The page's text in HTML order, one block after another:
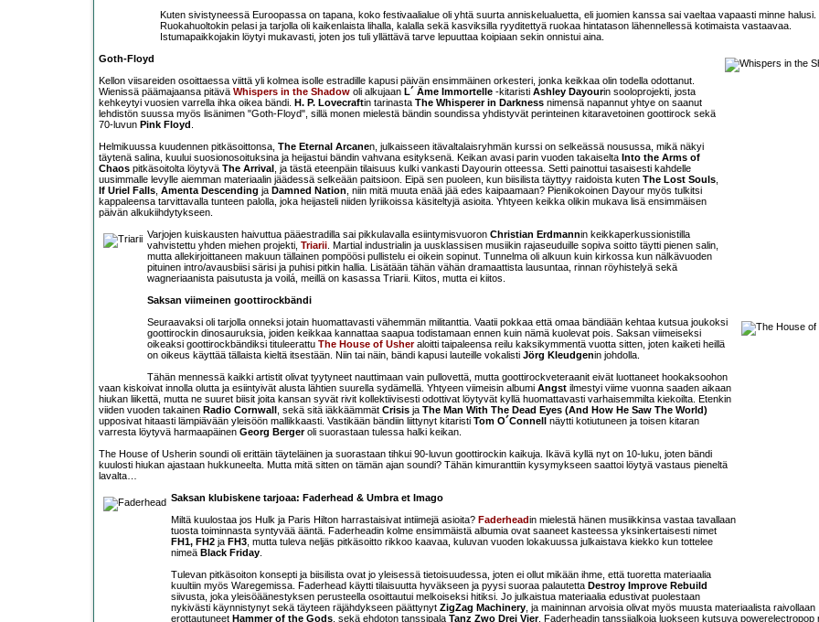
Kuten sivistyneessä Euroopassa on tapana, koko festivaalialue oli yhtä suurta anniskelualuetta, eli juomien kanssa sai vaeltaa vapaasti minne halusi.
Ruokahuoltokin pelasi ja tarjolla oli kaikenlaista lihalla, kalalla sekä kasviksilla ryyditettyä ruokaa hintatason lähennellessä kotimaista vastaavaa.
Istumapaikkojakin löytyi mukavasti, joten jos tuli yllättävä tarve lepuuttaa koipiaan sekin onnistui aina.
Goth-Floyd
Kellon viisareiden osoittaessa viittä yli kolmea isolle estradille kapusi päivän ensimmäinen orkesteri, jonka keikkaa olin todella odottanut.
Wienissä päämajaansa pitävä Whispers in the Shadow oli alkujaan L´ Äme Immortelle -kitaristi Ashley Dayourin sooloprojekti, josta
kehkeytyi vuosien varrella ihka oikea bändi. H. P. Lovecraftin tarinasta The Whisperer in Darkness nimensä napannut yhtye on saanut
lehdistön suussa myös lisänimen "Goth-Floyd", sillä monen mielestä bändin soundissa yhdistyvät perinteinen kitaravetoinen goottirock sekä
70-luvun Pink Floyd .
Helmikuussa kuudennen pitkäsoittonsa, The Eternal Arcanen, julkaisseen itävaltalaisryhmän kurssi on selkeässä nousussa, mikä näkyi
täytenä salina, kuului suosionosoituksina ja heijastui bändin vahvana esityksenä. Keikan avasi parin vuoden takaiselta Into the Arms of
Chaos pitkäsoitolta löytyvä The Arrival , ja tästä eteenpäin tilaisuus kulki vankasti Dayourin otteessa. Setti painottui tasaisesti kahdelle
uusimmalle levylle aiemman materiaalin jäädessä selkeään paitsioon. Eipä sen puoleen, kun biisilista täyttyy raidoista kuten The Lost Souls,
If Uriel Falls, Amenta Descending ja Damned Nation, niin mitä muuta enää jää edes kaipaamaan? Pienikokoinen Dayour myös tulkitsi
kappaleensa tarvittavalla tunteen palolla, joka heijasteli niiden lyriikoissa käsiteltyjä asioita. Yhtyeen keikka olikin mukava lisä ensimmäisen
päivän alkukiihdytykseen.
Varjojen kuiskausten haivuttua pääestradilla sai pikkulavalla esiintymisvuoron Christian Erdmannin keikkaperkussionistilla
vahvistettu yhden miehen projekti, Triarii. Martial industrialin ja uusklassisen musiikin rajaseuduille sopiva soitto täytti pienen salin,
mutta allekirjoittaneen makuun tällainen pompöösi pullistelu ei oikein sopinut. Tunnelma oli alkuun kuin kirkossa kun nälkävuoden
pituinen intro/avausbiisi särisi ja puhisi pitkin hallia. Lisätään tähän vähän dramaattista lausuntaa, rinnan röyhistelyä sekä
wagneriaanista paisutusta ja voilá, meillä on kasassa Triarii. Kiitos, mutta ei kiitos.
Saksan viimeinen goottirockbändi
Seuraavaksi oli tarjolla onneksi jotain huomattavasti vähemmän militanttia. Vaatii pokkaa että omaa bändiään kehtaa kutsua joukoksi
goottirockin dinosauruksia, joiden keikkaa kannattaa saapua todistamaan ennen kuin nämä kuolevat pois. Saksan viimeiseksi
oikeaksi goottirockbändiksi tituleerattu The House of Usheraloitti taipaleensa reilu kaksikymmentä vuotta sitten, joten kaiketi heillä
on oikeus käyttää tällaista kieltä itsestään. Niin tai näin, bändi kapusi lauteille vokalisti Jörg Kleudgenin johdolla.
Tähän mennessä kaikki artistit olivat tyytyneet nauttimaan vain pullovettä, mutta goottirockveteraanit eivät luottaneet hookaksoohon
vaan kiskoivat innolla olutta ja esiintyivät alusta lähtien suurella sydämellä. Yhtyeen viimeisin albumi Angst ilmestyi viime vuonna saaden aikaan
hiukan liikettä, mutta ne suuret biisit joita kansan syvät rivit kollektiivisesti odottivat löytyvät kyllä huomattavasti varhaisemmilta kiekoilta. Etenkin
viiden vuoden takainen Radio Cornwall , sekä sitä iäkkäämmät Crisis ja The Man With The Dead Eyes (And How He Saw The World)
upposivat hitaasti lämpiävään yleisöön mallikkaasti. Vastikään bändiin liittynyt kitaristi Tom O´Connell
näytti kotiutuneen ja toisen kitaran
varresta löytyvä harmaapäinen Georg Bergeroli suorastaan tulessa halki keikan.
The House of Usherin soundi oli erittäin täyteläinen ja suorastaan tihkui 90-luvun goottirockin kaikuja. Ikävä kyllä nyt on 10-luku, joten bändi
kuulosti hiukan ajastaan hukkuneelta. Mutta mitä sitten on tämän ajan soundi? Tähän kimuranttiin kysymykseen saattoi löytyä vastaus pieneltä
lavalta…
Saksan klubiskene tarjoaa: Faderhead & Umbra et Imago
Miltä kuulostaa jos Hulk ja Paris Hilton harrastaisivat intiimejä asioita? Faderheadin mielestä hänen musiikkinsa vastaa tavallaan
tuosta toiminnasta syntyvää ääntä. Faderheadin kolme ensimmäistä albumia ovat saaneet kasteessa yksinkertaisesti nimet
FH1, FH2 ja FH3, mutta tuleva neljäs pitkäsoitto rikkoo kaavaa, kuluvan vuoden lokakuussa julkaistava kiekko kun tottelee
nimeä Black Friday.
Tulevan pitkäsoiton konsepti ja biisilista ovat jo yleisessä tietoisuudessa, joten ei ollut mikään ihme, että tuoretta materiaalia
kuultiin myös Waregemissa. Faderhead käytti tilaisuutta hyväkseen ja pyysi suoraa palautetta Destroy Improve Rebuild
siivusta, joka yleisöäänestyksen perusteella osoittautui melkoiseksi hitiksi. Jo julkaistua materiaalia edustivat puolestaan
nykivästi käynnistynyt sekä täyteen räjähdykseen päättynyt ZigZag Machinery, ja maininnan arvoisia olivat myös muusta materiaalista raivollaan
erottautuneet Hammer of the Gods, sekä ehdoton tanssipala Tanz Zwo Drei Vier. Faderheadin tanssijalkoja luokseen kutsuva powerelectropop